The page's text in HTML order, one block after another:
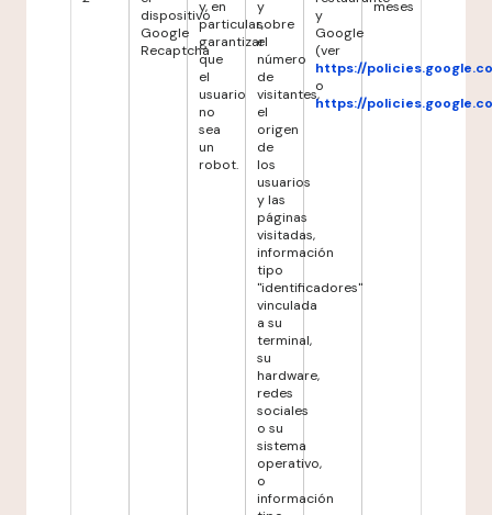
dispositivo
Google
Recaptcha
y, en
particular,
garantizar
que
el
usuario
no
sea
un
robot.
y
sobre
el
número
de
visitantes,
el
origen
de
los
usuarios
y las
páginas
visitadas,
información
tipo
"identificadores"
vinculada
a su
terminal,
su
hardware,
redes
sociales
o su
sistema
operativo,
o
información
y
Google
(ver
https://
o
https://
meses